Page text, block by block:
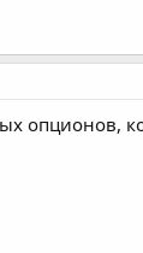
опционов,